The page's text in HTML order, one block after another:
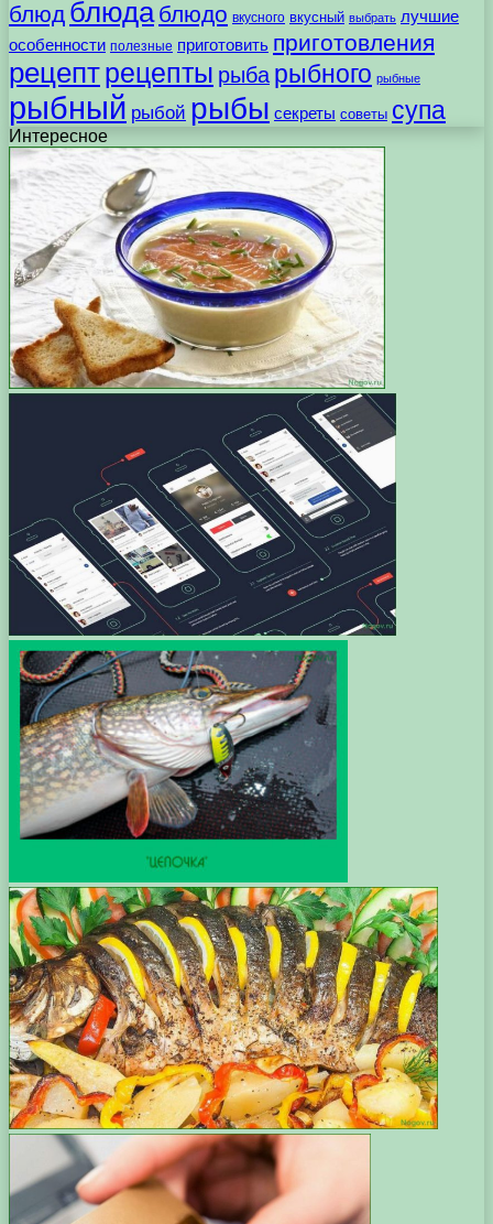
блюд блюда блюдо вкусного вкусный выбрать лучшие
особенности полезные приготовить приготовления
рецептрецепты рыба рыбного рыбные
рыбный рыбой рыбы секреты советы супа
Интересное